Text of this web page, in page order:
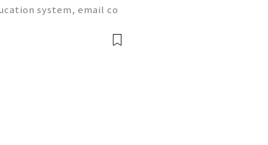
system, email co
world provide dedicate